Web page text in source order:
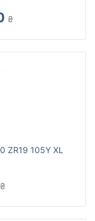
₴
ZR19 105Y XL
₴